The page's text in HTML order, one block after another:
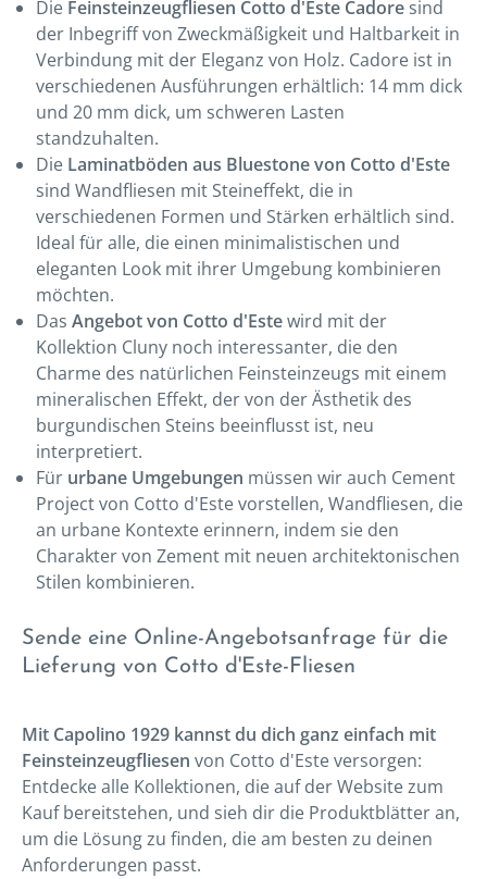
Die Feinsteinzeugfliesen Cotto d'Este Cadore sind
der Inbegriff von Zweckmäßigkeit und Haltbarkeit in
Verbindung mit der Eleganz von Holz. Cadore ist in
verschiedenen Ausführungen erhältlich: 14 mm dick
und 20 mm dick, um schweren Lasten
standzuhalten.
Die Laminatböden aus Bluestone von Cotto d'Este
sind Wandfliesen mit Steineffekt, die in
verschiedenen Formen und Stärken erhältlich sind.
Ideal für alle, die einen minimalistischen und
eleganten Look mit ihrer Umgebung kombinieren
möchten.
DasAngebot von Cotto d'Estewird mit der
Kollektion Cluny noch interessanter, die den
Charme des natürlichen Feinsteinzeugs mit einem
mineralischen Effekt, der von der Ästhetik des
burgundischen Steins beeinflusst ist, neu
interpretiert.
Für urbane Umgebungen müssen wir auch Cement
Project von Cotto d'Este vorstellen, Wandfliesen, die
an urbane Kontexte erinnern, indem sie den
Charakter von Zement mit neuen architektonischen
Stilen kombinieren.
Sende eine Online-Angebotsanfrage für die
Lieferung von Cotto d'Este-Fliesen
Mit Capolino 1929 kannst du dich ganz einfach mit
Feinsteinzeugfliesen von Cotto d'Este versorgen:
Entdecke alle Kollektionen, die auf der Website zum
Kauf bereitstehen, und sieh dir die Produktblätter an,
um die Lösung zu finden, die am besten zu deinen
Anforderungen passt.